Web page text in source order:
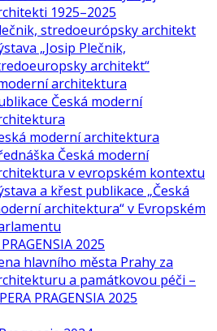
1925–2025
stredoeurópsky architekt
„Josip Plečnik,
architekt“
architektura
Česká moderní
moderní architektura
Česká moderní
v evropském kontextu
a křest publikace „Česká
architektura“ v Evropském
2025
hlavního města Prahy za
a památkovou péči –
PRAGENSIA 2025